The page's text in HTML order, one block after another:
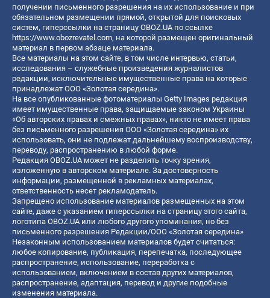
получении письменного разрешения на их использование и при
обязательном размещении прямой, открытой для поисковых
систем, гиперссылки на страницу OBOZ.UA по ссылке
https://www.obozrevatel.com, на которой размещен оригинальный
материал в первом абзаце материала.
Все материалы на этом сайте, в том числе интервью, статьи,
исследования – служебные произведения журналистов
редакции, исключительные имущественные права на которые
принадлежат ООО «Золотая середина».
На все опубликованные фотоматериалы Getty Images редакция
имеет имущественные права, защищаемые законом Украины
«Об авторских правах и смежных правах», никто не имеет права
без письменного разрешения ООО «Золотая середина» их
использовать, они не подлежат дальнейшему воспроизводству,
переводу, распространению в любой форме.
Редакция OBOZ.UA может не разделять точку зрения,
изложенную в авторском материале. За достоверность
информации, размещенной в рекламных материалах,
ответственность несет рекламодатель.
Запрещено использование материалов размещенных на этом
сайте, даже с указанием гиперссылки на страницу этого сайта,
логотипа OBOZ.UA или любого другого упоминания, но без
письменного разрешения Редакции/ООО «Золотая середина»
Незаконным использованием материалов будет считаться:
любое копирование, публикация, перепечатка, последующее
распространение, использование, переработка с
использованием, включением в состав других материалов,
распространение, адаптация, перевод и другие подобные
изменения материала.